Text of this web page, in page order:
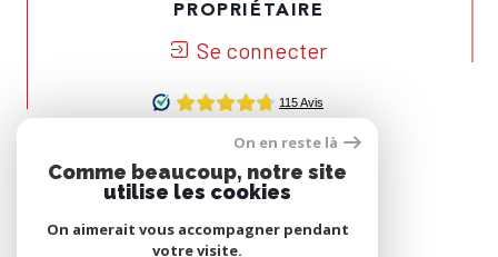
PROPRIÉTAIRE
Se connecter
ADHÉRONS
On en reste là
Comme beaucoup, notre site
utilise les cookies
On aimerait vous accompagner pendant
votre visite.